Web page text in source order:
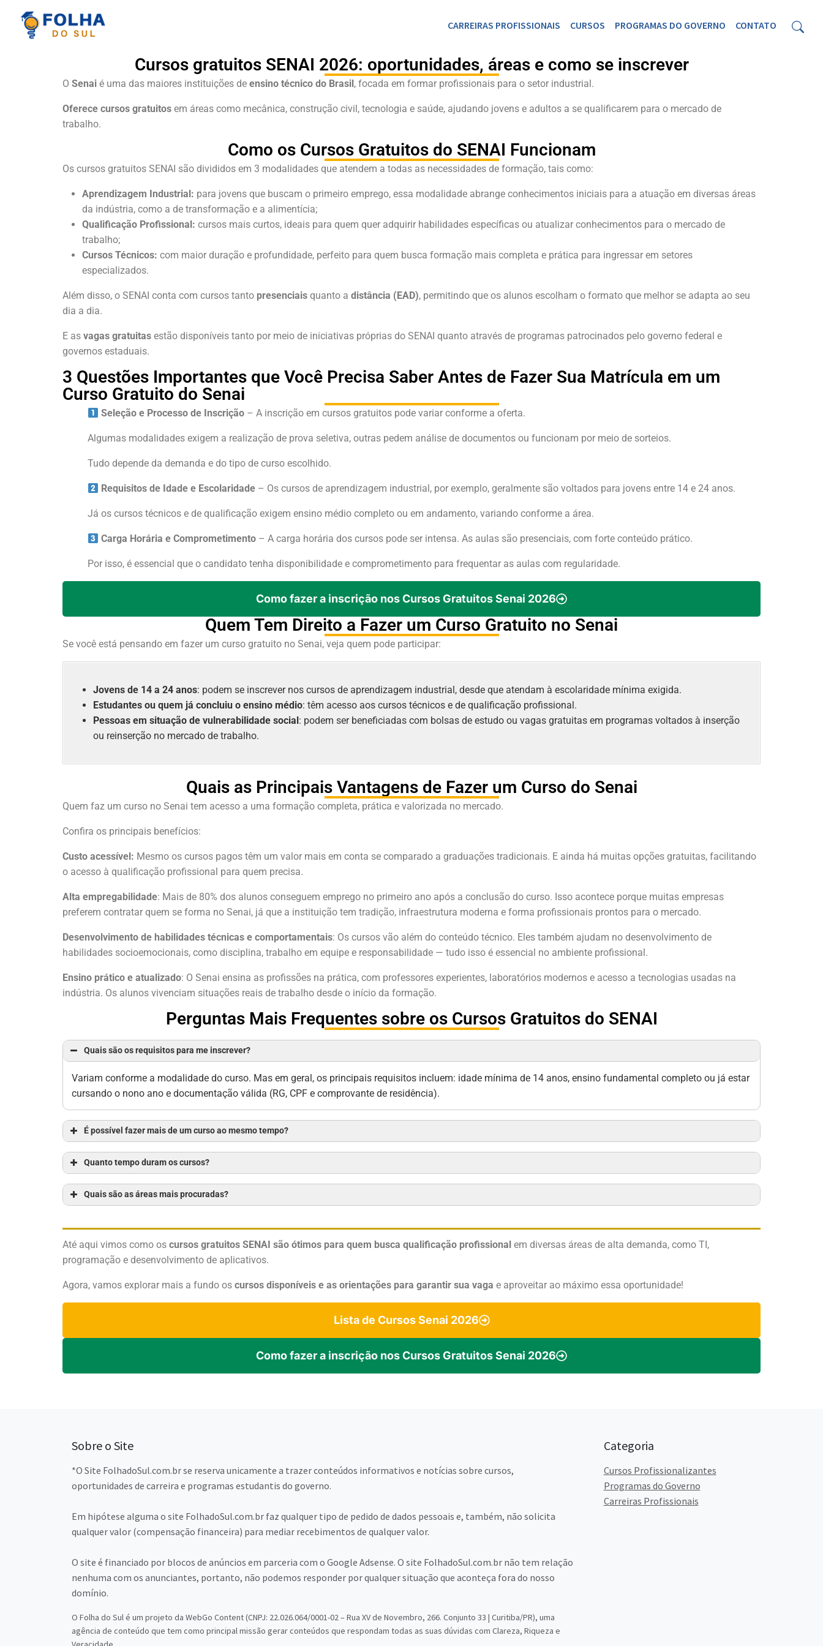
CARREIRAS PROFISSIONAIS CURSOS PROGRAMAS DO GOVERNO CONTATO
Cursos gratuitos SENAI 2026: oportunidades, áreas e como se inscrever
O Senai é uma das maiores instituições de ensino técnico do Brasil, focada em formar profissionais para o setor industrial.
Oferece cursos gratuitos em áreas como mecânica, construção civil, tecnologia e saúde, ajudando jovens e adultos a se qualificarem para o mercado de
trabalho.
Como os Cursos Gratuitos do SENAI Funcionam
Os cursos gratuitos SENAI são divididos em 3 modalidades que atendem a todas as necessidades de formação, tais como:
Aprendizagem Industrial: para jovens que buscam o primeiro emprego, essa modalidade abrange conhecimentos iniciais para a atuação em diversas áreas
da indústria, como a de transformação e a alimentícia;
Qualificação Profissional: cursos mais curtos, ideais para quem quer adquirir habilidades específicas ou atualizar conhecimentos para o mercado de
trabalho;
Cursos Técnicos: com maior duração e profundidade, perfeito para quem busca formação mais completa e prática para ingressar em setores
especializados.
Além disso, o SENAI conta com cursos tanto presenciais quanto a distância (EAD), permitindo que os alunos escolham o formato que melhor se adapta ao seu
dia a dia.
E as vagas gratuitas estão disponíveis tanto por meio de iniciativas próprias do SENAI quanto através de programas patrocinados pelo governo federal e
governos estaduais.
3 Questões Importantes que Você Precisa Saber Antes de Fazer Sua Matrícula em um
Curso Gratuito do Senai
Seleção e Processo de Inscrição – A inscrição em cursos gratuitos pode variar conforme a oferta.
Algumas modalidades exigem a realização de prova seletiva, outras pedem análise de documentos ou funcionam por meio de sorteios.
Tudo depende da demanda e do tipo de curso escolhido.
Requisitos de Idade e Escolaridade – Os cursos de aprendizagem industrial, por exemplo, geralmente são voltados para jovens entre 14 e 24 anos.
Já os cursos técnicos e de qualificação exigem ensino médio completo ou em andamento, variando conforme a área.
Carga Horária e Comprometimento – A carga horária dos cursos pode ser intensa. As aulas são presenciais, com forte conteúdo prático.
Por isso, é essencial que o candidato tenha disponibilidade e comprometimento para frequentar as aulas com regularidade.
Como fazer a inscrição nos Cursos Gratuitos Senai 2026
Quem Tem Direito a Fazer um Curso Gratuito no Senai
Se você está pensando em fazer um curso gratuito no Senai, veja quem pode participar:
Jovens de 14 a 24 anos: podem se inscrever nos cursos de aprendizagem industrial, desde que atendam à escolaridade mínima exigida.
Estudantes ou quem já concluiu o ensino médio: têm acesso aos cursos técnicos e de qualificação profissional.
Pessoas em situação de vulnerabilidade social: podem ser beneficiadas com bolsas de estudo ou vagas gratuitas em programas voltados à inserção
ou reinserção no mercado de trabalho.
Quais as Principais Vantagens de Fazer um Curso do Senai
Quem faz um curso no Senai tem acesso a uma formação completa, prática e valorizada no mercado.
Confira os principais benefícios:
Custo acessível: Mesmo os cursos pagos têm um valor mais em conta se comparado a graduações tradicionais. E ainda há muitas opções gratuitas, facilitando
o acesso à qualificação profissional para quem precisa.
Alta empregabilidade: Mais de 80% dos alunos conseguem emprego no primeiro ano após a conclusão do curso. Isso acontece porque muitas empresas
preferem contratar quem se forma no Senai, já que a instituição tem tradição, infraestrutura moderna e forma profissionais prontos para o mercado.
Desenvolvimento de habilidades técnicas e comportamentais: Os cursos vão além do conteúdo técnico. Eles também ajudam no desenvolvimento de
habilidades socioemocionais, como disciplina, trabalho em equipe e responsabilidade — tudo isso é essencial no ambiente profissional.
Ensino prático e atualizado: O Senai ensina as profissões na prática, com professores experientes, laboratórios modernos e acesso a tecnologias usadas na
indústria. Os alunos vivenciam situações reais de trabalho desde o início da formação.
Perguntas Mais Frequentes sobre os Cursos Gratuitos do SENAI
Quais são os requisitos para me inscrever?
Variam conforme a modalidade do curso. Mas em geral, os principais requisitos incluem: idade mínima de 14 anos, ensino fundamental completo ou já estar
cursando o nono ano e documentação válida (RG, CPF e comprovante de residência).
É possível fazer mais de um curso ao mesmo tempo?
Quanto tempo duram os cursos?
Quais são as áreas mais procuradas?
Até aqui vimos como os cursos gratuitos SENAI são ótimos para quem busca qualificação profissional em diversas áreas de alta demanda, como TI,
programação e desenvolvimento de aplicativos.
Agora, vamos explorar mais a fundo os cursos disponíveis e as orientações para garantir sua vaga e aproveitar ao máximo essa oportunidade!
Lista de Cursos Senai 2026
Como fazer a inscrição nos Cursos Gratuitos Senai 2026
Sobre o Site
*O Site FolhadoSul.com.br se reserva unicamente a trazer conteúdos informativos e notícias sobre cursos,
oportunidades de carreira e programas estudantis do governo.
Em hipótese alguma o site FolhadoSul.com.br faz qualquer tipo de pedido de dados pessoais e, também, não solicita
qualquer valor (compensação financeira) para mediar recebimentos de qualquer valor.
O site é financiado por blocos de anúncios em parceria com o Google Adsense. O site FolhadoSul.com.br não tem relação
nenhuma com os anunciantes, portanto, não podemos responder por qualquer situação que aconteça fora do nosso
domínio.
O Folha do Sul é um projeto da WebGo Content (CNPJ: 22.026.064/0001-02 – Rua XV de Novembro, 266. Conjunto 33 | Curitiba/PR), uma
agência de conteúdo que tem como principal missão gerar conteúdos que respondam todas as suas dúvidas com Clareza, Riqueza e
Categoria
Cursos Profissionalizantes
Programas do Governo
Carreiras Profissionais